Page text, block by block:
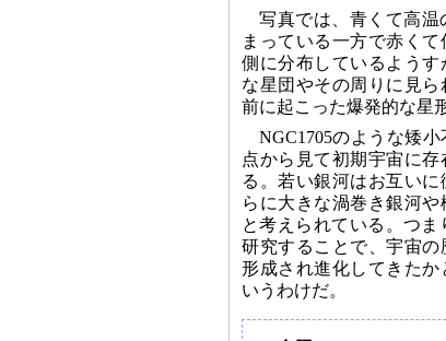
写真では、青くて高
まっている一方で赤く
側に分布しているよう
な星団やその周りに見
前に起こった爆発的な星
NGC1705のような矮
点から見て初期宇宙に
る。若い銀河はお互い
らに大きな渦巻き銀河や
と考えられている。つま
研究することで、宇宙
形成され進化してきた
いうわけだ。